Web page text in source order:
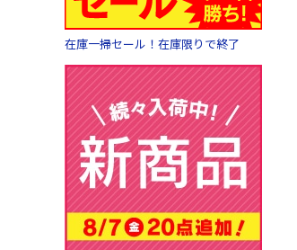
在庫一掃セール！在庫限りで終了